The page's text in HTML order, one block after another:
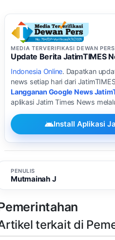
MEDIA TERVERIFIKASI DEWAN PERS
Update Berita JatimTIMES
Indonesia Online. Dapatkan
news setiap hari dari
Langganan Google News
aplikasi Jatim Times News
Install Aplikasi
PENULIS
Mutmainah J
terkait di